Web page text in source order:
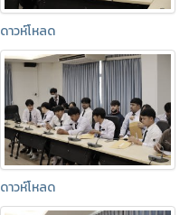
ดาวห์โหลด
ดาวห์โหลด